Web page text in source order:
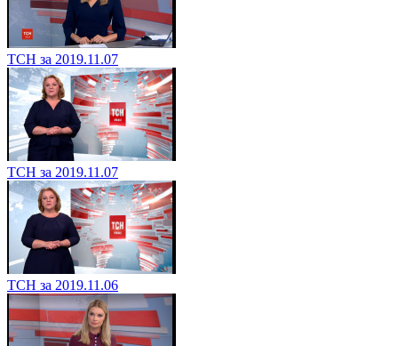
ТСН за 2019.11.07
ТСН за 2019.11.07
ТСН за 2019.11.06